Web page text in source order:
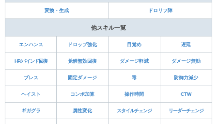
変換・生成 ドロリフ陣
他スキル一覧
エンハンス ドロップ強化 目覚め 遅延
HP/バインド回復 覚醒無効回復 ダメージ軽減 ダメージ無効
ブレス 固定ダメージ 毒 防御力減少
ヘイスト コンボ加算 操作時間 CTW
ギガグラ 属性変化 スタイルチェンジ リーダーチェンジ